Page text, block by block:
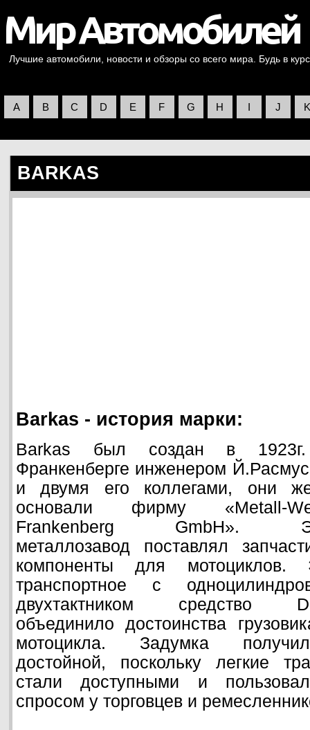
Лучшие автомобили, новости и обзоры со всего мира. Будь в
A B C D E F G H I J K
BARKAS
Barkas - история марки:
Barkas был создан в
Франкенберге инженером
и двумя его коллегами, они
основали фирму «Metall-
Frankenberg GmbH».
металлозавод поставлял
компоненты для мотоциклов.
транспортное с
двухтактником средство
объединило достоинства
мотоцикла. Задумка
достойной, поскольку легкие
стали доступными и
спросом у торговцев и